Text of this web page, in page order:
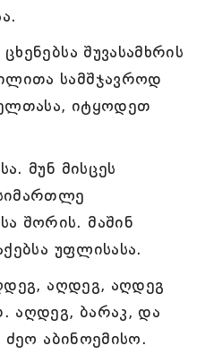
შუვასამხრის
სამშჯავროდ
იტყოდეთ
მუნ მისცეს
შორის. მაშინ
უფლისასა.
აღდეგ, აღდეგ
აღდეგ, ბარაკ, და
აბინოემისო.